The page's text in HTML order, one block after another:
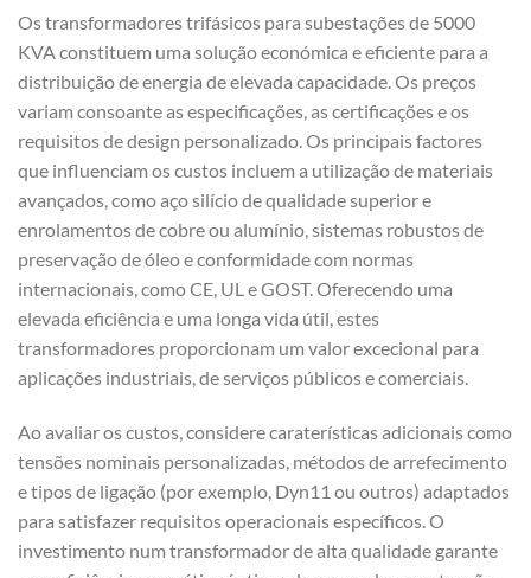
Os transformadores trifásicos para subestações de 5000
KVA constituem uma solução económica e eficiente para a
distribuição de energia de elevada capacidade. Os preços
variam consoante as especificações, as certificações e os
requisitos de design personalizado. Os principais factores
que influenciam os custos incluem a utilização de materiais
avançados, como aço silício de qualidade superior e
enrolamentos de cobre ou alumínio, sistemas robustos de
preservação de óleo e conformidade com normas
internacionais, como CE, UL e GOST. Oferecendo uma
elevada eficiência e uma longa vida útil, estes
transformadores proporcionam um valor excecional para
aplicações industriais, de serviços públicos e comerciais.
Ao avaliar os custos, considere caraterísticas adicionais como
tensões nominais personalizadas, métodos de arrefecimento
e tipos de ligação (por exemplo, Dyn11 ou outros) adaptados
para satisfazer requisitos operacionais específicos. O
investimento num transformador de alta qualidade garante